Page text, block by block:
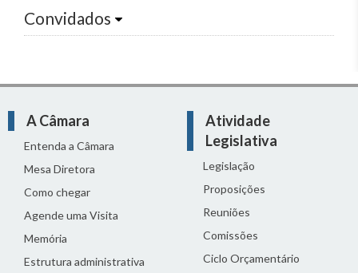
Convidados
A Câmara
Entenda a Câmara
Mesa Diretora
Como chegar
Agende uma Visita
Memória
Estrutura administrativa
Atividade
Legislativa
Legislação
Proposições
Reuniões
Comissões
Ciclo Orçamentário